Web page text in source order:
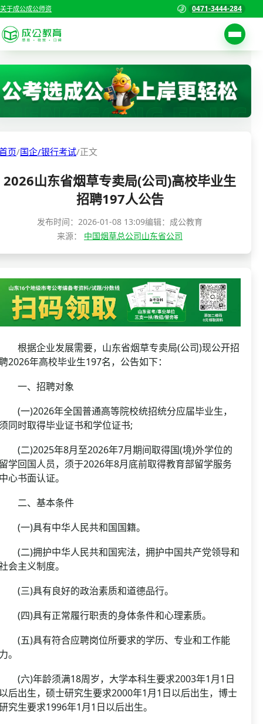
关于成公成公师资 0471-3444-284
考试公告
职位表
准考证打印
成绩查询
面试补录
历年真题
公务员课程
首页
国家公务员考试
三支一扶考试
警察/辅警考试
页/国企/银行考试/正文
2026山东省烟草专卖局(公司)高校毕业生
招聘197人公告
发布时间： 2026-01-08 13:09编辑：成公教育
来源： 中国烟草总公司山东省公司
据企业发展需要，山东省烟草专卖局(公司)现公开招
2026年高校毕业生197名，公告如下：
、招聘对象
一)2026年全国普通高等院校统招统分应届毕业生，
同时取得毕业证书和学位证书;
二)2025年8月至2026年7月期间取得国(境)外学位的
学回国人员，须于2026年8月底前取得教育部留学服务
心书面认证。
、基本条件
一)具有中华人民共和国国籍。
二)拥护中华人民共和国宪法，拥护中国共产党领导和
会主义制度。
三)具有良好的政治素质和道德品行。
四)具有正常履行职责的身体条件和心理素质。
五)具有符合应聘岗位所要求的学历、专业和工作能
。
六)年龄须满18周岁，大学本科生要求2003年1月1日
后出生，硕士研究生要求2000年1月1日以后出生，博士
究生要求1996年1月1日以后出生。